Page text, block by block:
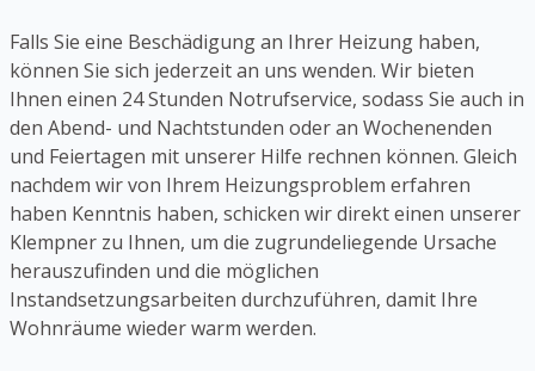
Falls Sie eine Beschädigung an Ihrer Heizung haben,
können Sie sich jederzeit an uns wenden. Wir bieten
Ihnen einen 24 Stunden Notrufservice, sodass Sie auch in
den Abend- und Nachtstunden oder an Wochenenden
und Feiertagen mit unserer Hilfe rechnen können. Gleich
nachdem wir von Ihrem Heizungsproblem erfahren
haben Kenntnis haben, schicken wir direkt einen unserer
Klempner zu Ihnen, um die zugrundeliegende Ursache
herauszufinden und die möglichen
Instandsetzungsarbeiten durchzuführen, damit Ihre
Wohnräume wieder warm werden.